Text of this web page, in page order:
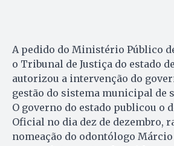
A pedido do Ministério Público
o Tribunal de Justiça do estado
autorizou a intervenção do
gestão do sistema municipal de
O governo do estado publicou o
Oficial no dia dez de dezembro,
nomeação do odontólogo Márcio